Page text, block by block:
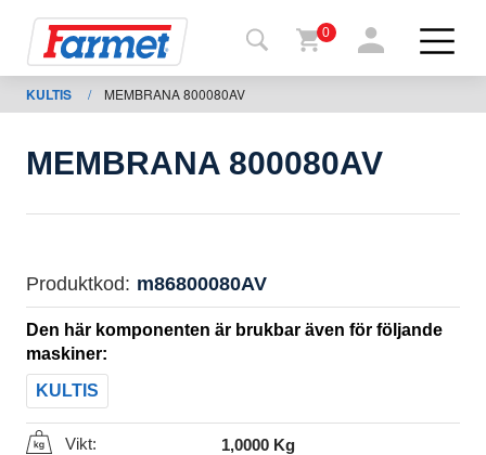
shop
Mina
maskiner
För
nedladdning
0
KULTIS / MEMBRANA 800080AV
MEMBRANA 800080AV
Produktkod: m86800080AV
Den här komponenten är brukbar även för följande
maskiner:
KULTIS
Vikt: 1,0000 Kg